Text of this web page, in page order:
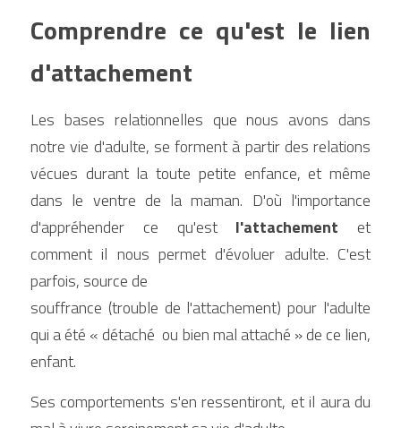
Comprendre ce qu'est le lien
d'attachement
Les bases relationnelles que nous avons dans
notre vie d'adulte, se forment à partir des relations
vécues durant la toute petite enfance, et même
dans le ventre de la maman. D'où l'importance
d'appréhender ce qu'est l'attachement et
comment il nous permet d'évoluer adulte. C'est
parfois, source de
souffrance (trouble de l'attachement) pour l'adulte
qui a été « détaché  ou bien mal attaché » de ce lien,
enfant.
Ses comportements s'en ressentiront, et il aura du